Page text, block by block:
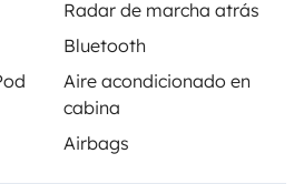
Radar de marcha atrás
Bluetooth
Aire acondicionado en
cabina
Airbags
autocaravana
usuarios